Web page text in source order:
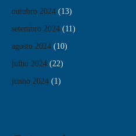
outubro 2024 (13)
setembro 2024 (11)
agosto 2024 (10)
julho 2024 (22)
junho 2024 (1)